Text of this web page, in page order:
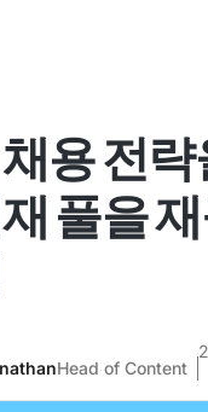
용 전략
풀을
Head of Content